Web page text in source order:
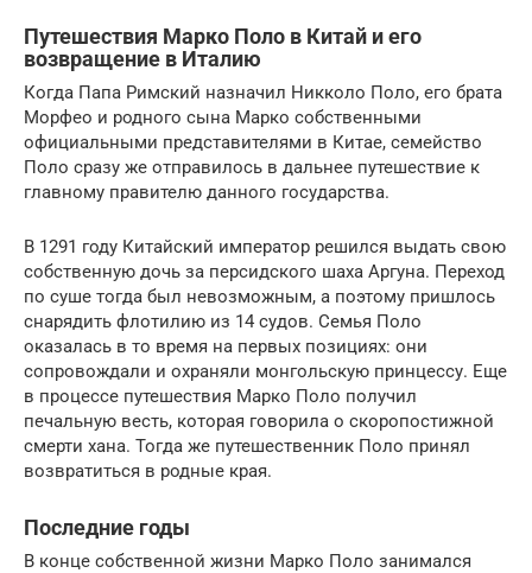
Путешествия Марко Поло в Китай и его
возвращение в Италию
Когда Папа Римский назначил Никколо Поло, его брата
Морфео и родного сына Марко собственными
официальными представителями в Китае, семейство
Поло сразу же отправилось в дальнее путешествие к
главному правителю данного государства.
В 1291 году Китайский император решился выдать свою
собственную дочь за персидского шаха Аргуна. Переход
по суше тогда был невозможным, а поэтому пришлось
снарядить флотилию из 14 судов. Семья Поло
оказалась в то время на первых позициях: они
сопровождали и охраняли монгольскую принцессу. Еще
в процессе путешествия Марко Поло получил
печальную весть, которая говорила о скоропостижной
смерти хана. Тогда же путешественник Поло принял
возвратиться в родные края.
Последние годы
В конце собственной жизни Марко Поло занимался